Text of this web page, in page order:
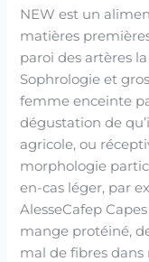
NEW est un
matières
paroi des artères
Sophrologie et
femme enceinte
dégustation de
agricole, ou
morphologie
en-cas léger, par
AlesseCafep
mange protéiné,
mal de fibres